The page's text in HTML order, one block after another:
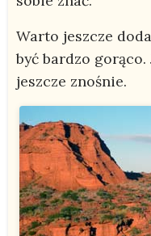
Warto jeszcze
być bardzo gorąco.
jeszcze znośnie.